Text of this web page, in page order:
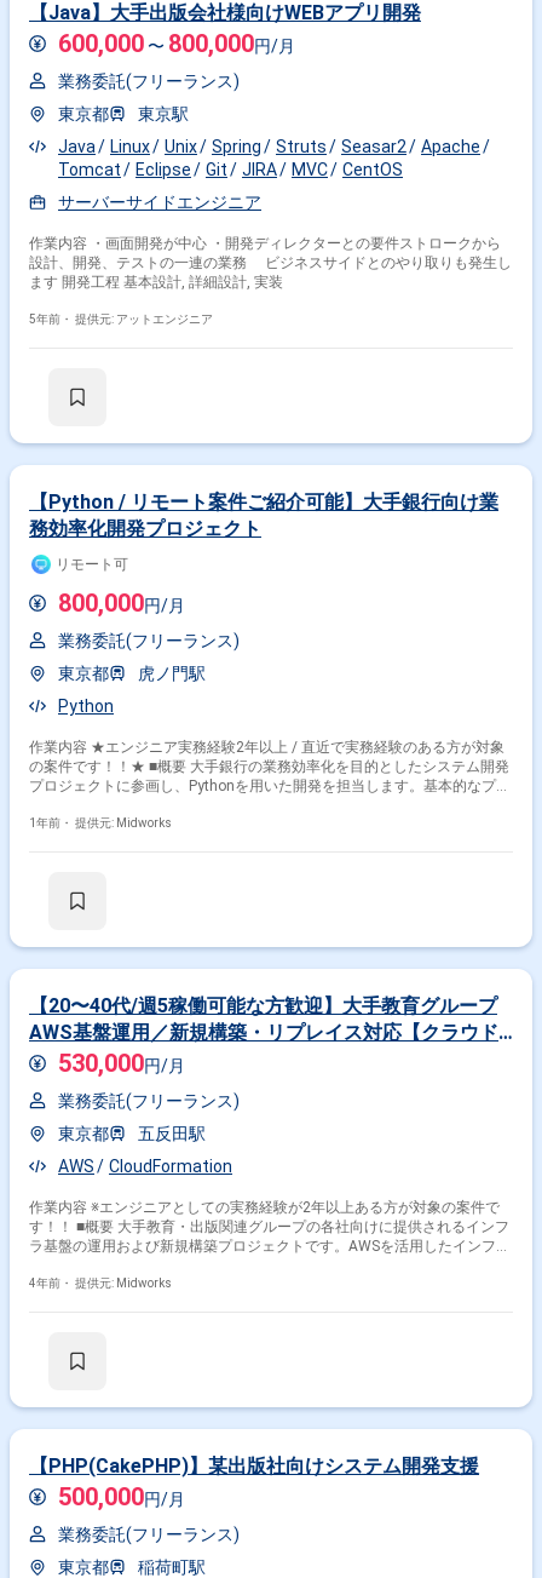
【Java】大手出版会社様向けWEBアプリ開発
600,000 〜 800,000円/月
業務委託(フリーランス)
東京都
東京駅
Java
Linux Unix Spring Struts Seasar2
Apache
Tomcat
Eclipse Git JIRA MVC
CentOS
サーバーサイドエンジニア
作業内容 ・画面開発が中心 ・開発ディレクターとの要件ストロークから
設計、開発、テストの一連の業務 ビジネスサイドとのやり取りも発生し
ます 開発工程 基本設計, 詳細設計, 実装
5年前・ 提供元: アットエンジニア
【Python / リモート案件ご紹介可能】大手銀行向け業
務効率化開発プロジェクト
リモート可
800,000円/月
業務委託(フリーランス)
東京都
虎ノ門駅
Python
作業内容 ★エンジニア実務経験2年以上 / 直近で実務経験のある方が対象
の案件です！！★ ■概要 大手銀行の業務効率化を目的としたシステム開発
プロジェクトに参画し、Pythonを用いた開発を担当します。基本的なプロ
方が対象となります。モダンJavaScript（React）の理解や、金融情報プロ
デルを活用したシステム設計・実装 ・FIXプロトコル（Python版quickfix）
1年前・ 提供元: Midworks
【20〜40代/週5稼働可能な方歓迎】大手教育グループ
AWS基盤運用／新規構築・リプレイス対応【クラウド
エンジニア(AWS)】
530,000円/月
業務委託(フリーランス)
東京都
五反田駅
AWS
CloudFormation
作業内容 ※エンジニアとしての実務経験が2年以上ある方が対象の案件で
す！！ ■概要 大手教育・出版関連グループの各社向けに提供されるインフ
ラ基盤の運用および新規構築プロジェクトです。AWSを活用したインフラ
で幅広い業務を担当します。 ■具体的な業務内容 ・AWSを用いたWebサー
・運用効率を考慮したプロセス改善およびドキュメント作成
4年前・ 提供元: Midworks
【PHP(CakePHP)】某出版社向けシステム開発支援
500,000円/月
業務委託(フリーランス)
東京都
稲荷町駅